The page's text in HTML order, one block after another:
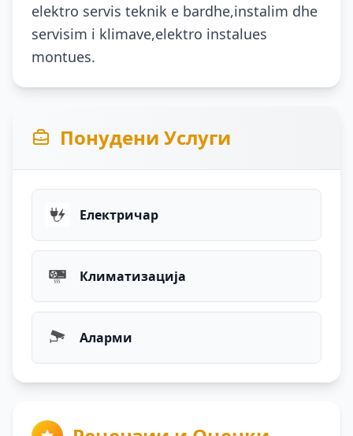
elektro servis teknik e bardhe,instalim dhe
servisim i klimave,elektro instalues
montues.
Понудени Услуги
Електричар
Климатизација
Аларми